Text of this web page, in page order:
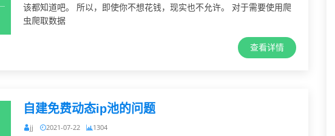
该都知道吧。 所以，即使你不想花钱，现实也不允许。 对于需要使用爬
虫爬取数据
查看详情
自建免费动态ip池的问题
jj 2021-07-22 1304